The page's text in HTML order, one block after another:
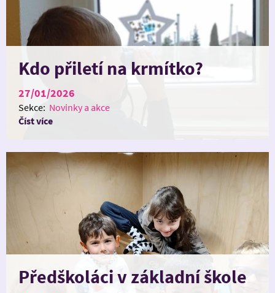
Kdo přiletí na krmítko?
27/01/2026
Sekce: Novinky a akce
Číst více
Předškoláci v základní škole